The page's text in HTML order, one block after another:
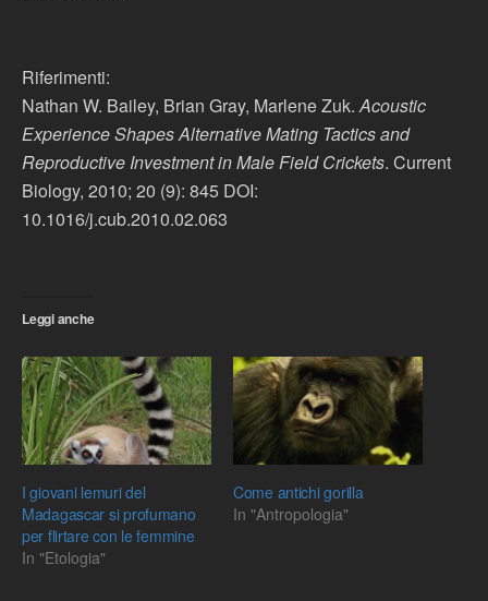
Riferimenti:
Nathan W. Bailey, Brian Gray, Marlene Zuk.Acoustic
Experience Shapes Alternative Mating Tactics and
Reproductive Investment in Male Field Crickets. Current
Biology, 2010; 20 (9): 845 DOI:
10.1016/j.cub.2010.02.063
Leggi anche
I giovani lemuri del
Madagascar si profumano
per flirtare con le femmine
In "Etologia"
Come antichi gorilla
In "Antropologia"